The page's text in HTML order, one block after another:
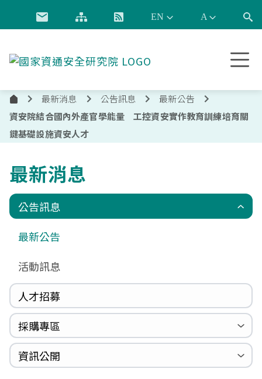
跳到主要內容
通
安
研
首
頁
最新消息 公告訊息
最新公告
資安院結合國內外產官學能量 工控資安實作教育訓練培育關
鍵基礎設施資安人才
最新消息
公告訊息
最新公告
活動訊息
人才招募
採購專區
公開招標
採購公告
資訊公開